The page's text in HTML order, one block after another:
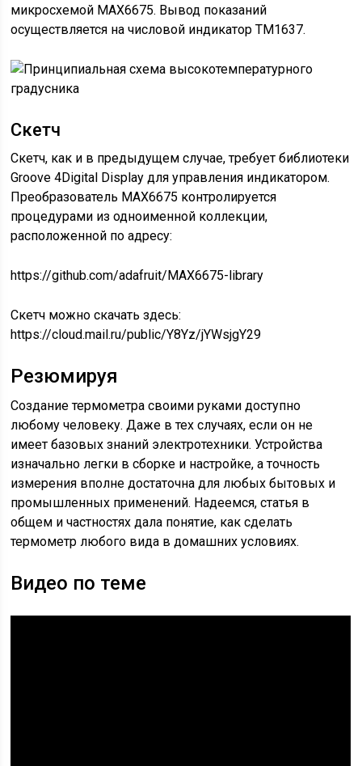
микросхемой MAX6675. Вывод показаний
осуществляется на числовой индикатор ТМ1637.
Скетч
Скетч, как и в предыдущем случае, требует библиотеки
Groove 4Digital Display для управления индикатором.
Преобразователь MAX6675 контролируется
процедурами из одноименной коллекции,
расположенной по адресу:
https://github.com/adafruit/MAX6675-library
Скетч можно скачать здесь:
https://cloud.mail.ru/public/Y8Yz/jYWsjgY29
Резюмируя
Создание термометра своими руками доступно
любому человеку. Даже в тех случаях, если он не
имеет базовых знаний электротехники. Устройства
изначально легки в сборке и настройке, а точность
измерения вполне достаточна для любых бытовых и
промышленных применений. Надеемся, статья в
общем и частностях дала понятие, как сделать
термометр любого вида в домашних условиях.
Видео по теме